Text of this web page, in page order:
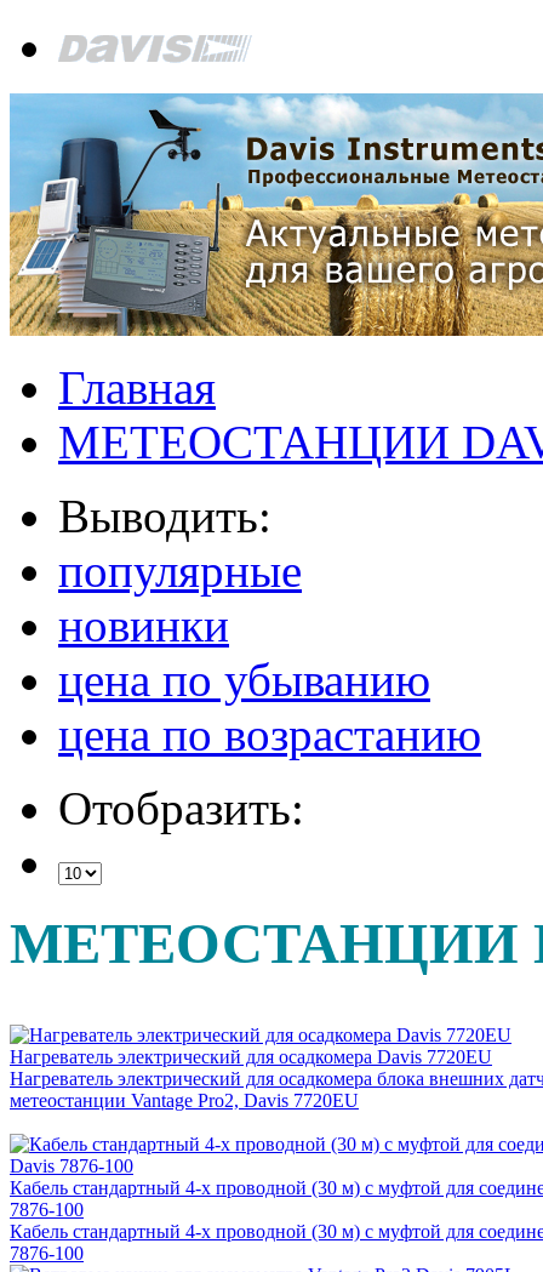
Главная
МЕТЕОСТАНЦИИ
Выводить:
популярные
новинки
цена по убыванию
цена по возрастанию
Отобразить:
МЕТЕОСТАНЦИИ
Нагреватель электрический для осадкомера Davis 7720EU
Нагреватель электрический для осадкомера блока внешних
метеостанции Vantage Pro2, Davis 7720EU
Кабель стандартный 4-х проводной (30 м) с муфтой для
7876-100
Кабель стандартный 4-х проводной (30 м) с муфтой для
7876-100